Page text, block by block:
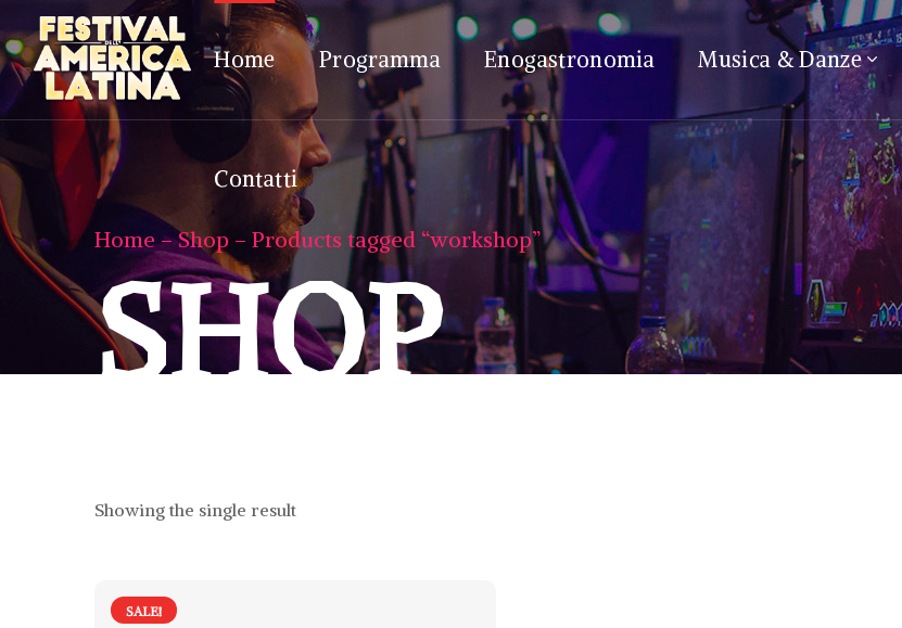
Home Programma Enogastronomia Musica & Danze
Contatti
Contatti
Home Shop Products tagged “workshop”
SHOP
Showing the single result
SALE!